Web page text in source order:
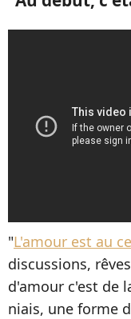
"L'amour est au
discussions,
d'amour c'est de
niais, une forme